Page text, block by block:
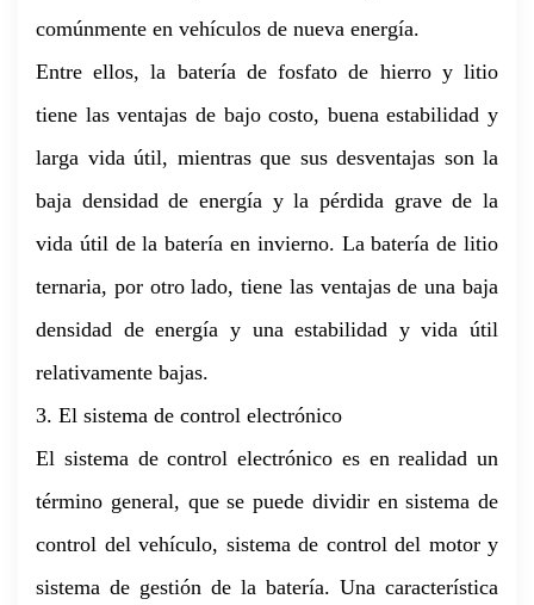
comúnmente en vehículos de nueva energía.
Entre ellos, la batería de fosfato de hierro y litio
tiene las ventajas de bajo costo, buena estabilidad y
larga vida útil, mientras que sus desventajas son la
baja densidad de energía y la pérdida grave de la
vida útil de la batería en invierno. La batería de litio
ternaria, por otro lado, tiene las ventajas de una baja
densidad de energía y una estabilidad y vida útil
relativamente bajas.
3. El sistema de control electrónico
El sistema de control electrónico es en realidad un
término general, que se puede dividir en sistema de
control del vehículo, sistema de control del motor y
sistema de gestión de la batería. Una característica